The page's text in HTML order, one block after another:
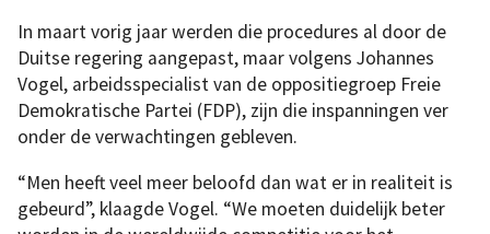
In maart vorig jaar werden die procedures al door de
Duitse regering aangepast, maar volgens Johannes
Vogel, arbeidsspecialist van de oppositiegroep Freie
Demokratische Partei (FDP), zijn die inspanningen ver
onder de verwachtingen gebleven.
“Men heeft veel meer beloofd dan wat er in realiteit is
gebeurd”, klaagde Vogel. “We moeten duidelijk beter